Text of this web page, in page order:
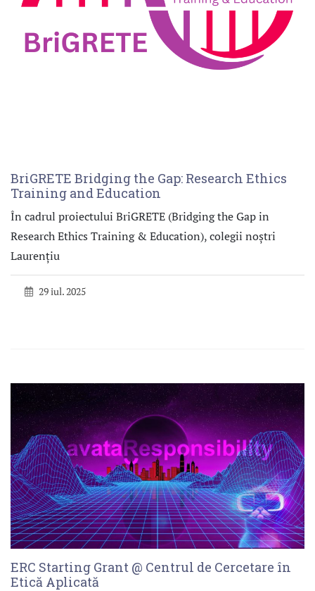
BriGRETE Bridging the Gap: Research Ethics
Training and Education
În cadrul proiectului BriGRETE (Bridging the Gap in
Research Ethics Training & Education), colegii noștri
Laurențiu
29 iul. 2025
ERC Starting Grant @ Centrul de Cercetare în
Etică Aplicată